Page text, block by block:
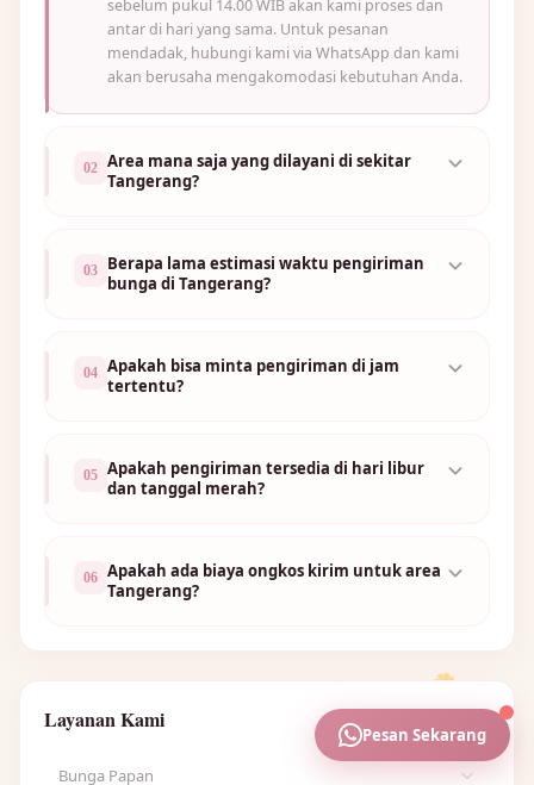
sebelum pukul 14.00 WIB akan kami proses dan
antar di hari yang sama. Untuk pesanan
mendadak, hubungi kami via WhatsApp dan kami
akan berusaha mengakomodasi kebutuhan Anda.
02 Area mana saja yang dilayani di sekitar
Tangerang?
03
Berapa lama estimasi waktu pengiriman
bunga di Tangerang?
04 Apakah bisa minta pengiriman di jam
tertentu?
05 Apakah pengiriman tersedia di hari libur
dan tanggal merah?
06 Apakah ada biaya ongkos kirim untuk area
Tangerang?
Layanan Kami
Bunga Papan
Pesan Sekarang